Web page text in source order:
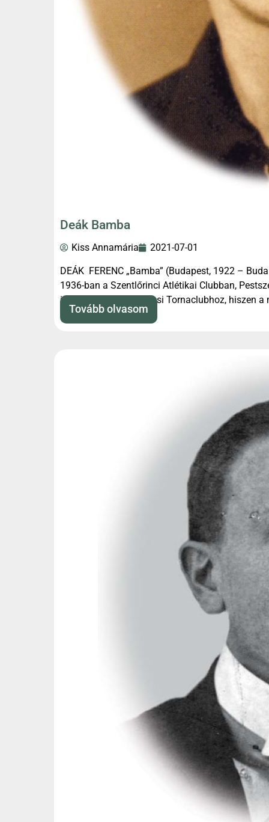
Deák Bamba
Kiss Annamária 2021-07-01
DEÁK FERENC „Bamba” (Budapest, 1922 –
1936-ban a Szentlőrinci Atlétikai Clubban,
igazolt át a Ferencvárosi Tornaclubhoz, hiszen a
Tovább olvasom